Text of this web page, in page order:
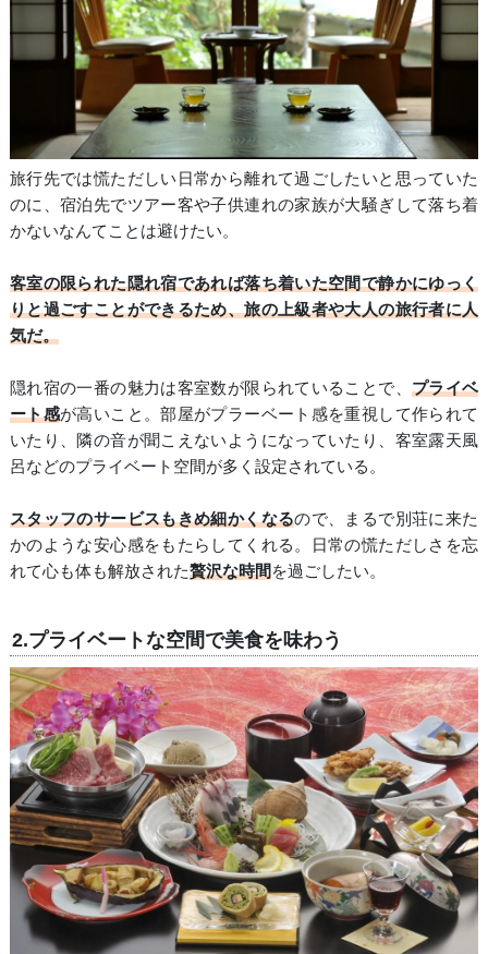
旅行先では慌ただしい日常から離れて過ごしたいと思っていた
のに、宿泊先でツアー客や子供連れの家族が大騒ぎして落ち着
かないなんてことは避けたい。
客室の限られた隠れ宿であれば落ち着いた空間で静かにゆっく
りと過ごすことができるため、旅の上級者や大人の旅行者に人
気だ。
隠れ宿の一番の魅力は客室数が限られていることで、 プライベ
ート感が高いこと。部屋がプラーベート感を重視して作られて
いたり、隣の音が聞こえないようになっていたり、客室露天風
呂などのプライベート空間が多く設定されている。
スタッフのサービスもきめ細かくなるので、まるで別荘に来た
かのような安心感をもたらしてくれる。日常の慌ただしさを忘
れて心も体も解放された贅沢な時間を過ごしたい。
2.プライベートな空間で美食を味わう